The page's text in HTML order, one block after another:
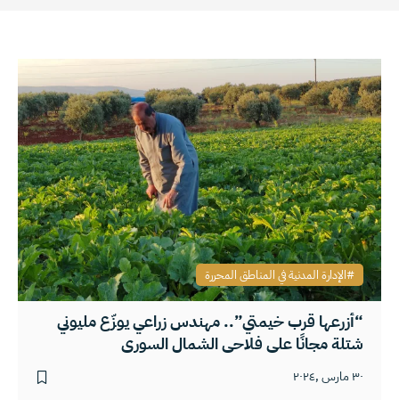
“أزرعها قرب خيمتي”.. مهندس زراعي يوزّع مليوني
شتلة مجانًا على فلاحي الشمال السوري
٣٠ مارس ,٢٠٢٤
الإدارة المدنية في المناطق المحررة